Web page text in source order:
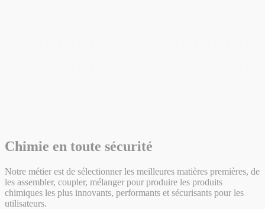
Chimie en toute sécurité
Notre métier est de sélectionner les meilleures matières premières, de
les assembler, coupler, mélanger pour produire les produits
chimiques les plus innovants, performants et sécurisants pour les
utilisateurs.